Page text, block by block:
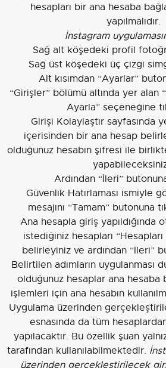
hesapları bir ana hesaba
yapılmalıdır.
İnstagram
Sağ alt köşedeki profil
Sağ üst köşedeki üç çizgi
Alt kısımdan “Ayarlar”
“Girişler” bölümü altında yer alan
Ayarla” seçeneğine
Girişi Kolaylaştır sayfasında
içerisinden bir ana hesap
olduğunuz hesabın şifresi ile
Ardından “İleri”
Güvenlik Hatırlaması ismiyle
mesajını “Tamam” butonuna
Ana hesapla giriş yapıldığında
istediğiniz hesapları
belirleyiniz ve ardından “İleri”
Belirtilen adımların uygulanması
olduğunuz hesaplar ana hesaba
işlemleri için ana hesabın
Uygulama üzerinden
esnasında da tüm
yapılacaktır. Bu özellik şuan
tarafından kullanılabilmektedir.
üzerinden gerçekleştirilecek